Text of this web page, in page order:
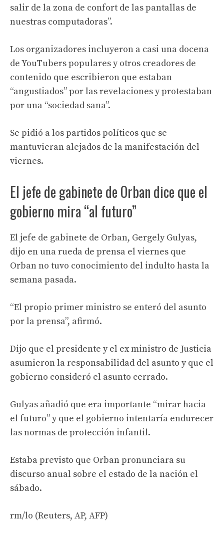
salir de la zona de confort de las pantallas de
nuestras computadoras”.
Los organizadores incluyeron a casi una docena
de YouTubers populares y otros creadores de
contenido que escribieron que estaban
“angustiados” por las revelaciones y protestaban
por una “sociedad sana”.
Se pidió a los partidos políticos que se
mantuvieran alejados de la manifestación del
viernes.
El jefe de gabinete de Orban dice que el
gobierno mira “al futuro”
El jefe de gabinete de Orban, Gergely Gulyas,
dijo en una rueda de prensa el viernes que
Orban no tuvo conocimiento del indulto hasta la
semana pasada.
“El propio primer ministro se enteró del asunto
por la prensa”, afirmó.
Dijo que el presidente y el ex ministro de Justicia
asumieron la responsabilidad del asunto y que el
gobierno consideró el asunto cerrado.
Gulyas añadió que era importante “mirar hacia
el futuro” y que el gobierno intentaría endurecer
las normas de protección infantil.
Estaba previsto que Orban pronunciara su
discurso anual sobre el estado de la nación el
sábado.
rm/lo (Reuters, AP, AFP)